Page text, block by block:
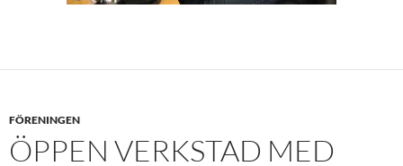
FÖRENINGEN
ÖPPEN VERKSTAD MED